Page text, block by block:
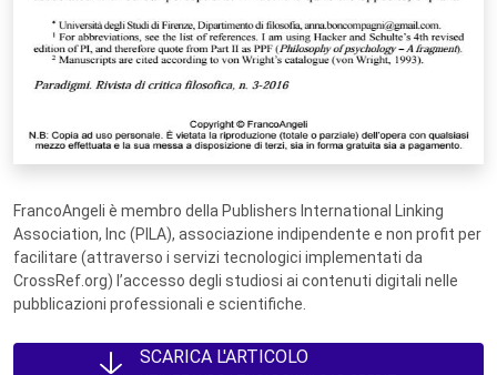
FrancoAngeli è membro della Publishers International Linking
Association, Inc (PILA), associazione indipendente e non profit per
facilitare (attraverso i servizi tecnologici implementati da
CrossRef.org) l’accesso degli studiosi ai contenuti digitali nelle
pubblicazioni professionali e scientifiche.
SCARICA L'ARTICOLO